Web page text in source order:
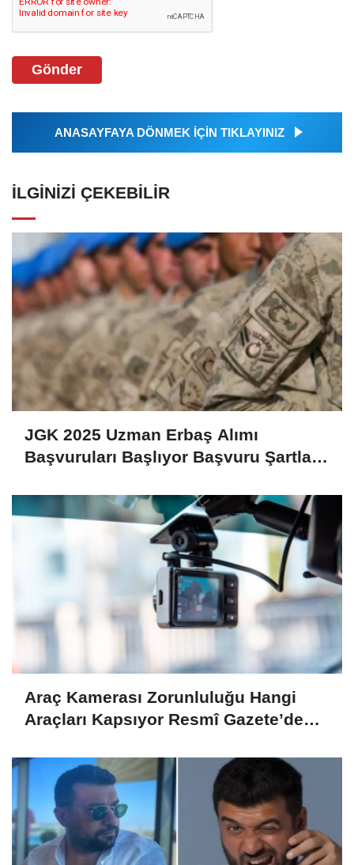
Gönder
ANASAYFAYA DÖNMEK İÇİN TIKLAYINIZ
İLGINIZI ÇEKEBILIR
JGK 2025 Uzman Erbaş Alımı
Başvuruları Başlıyor Başvuru Şartları
Araç Kamerası Zorunluluğu Hangi
Araçları Kapsıyor Resmî Gazete’de